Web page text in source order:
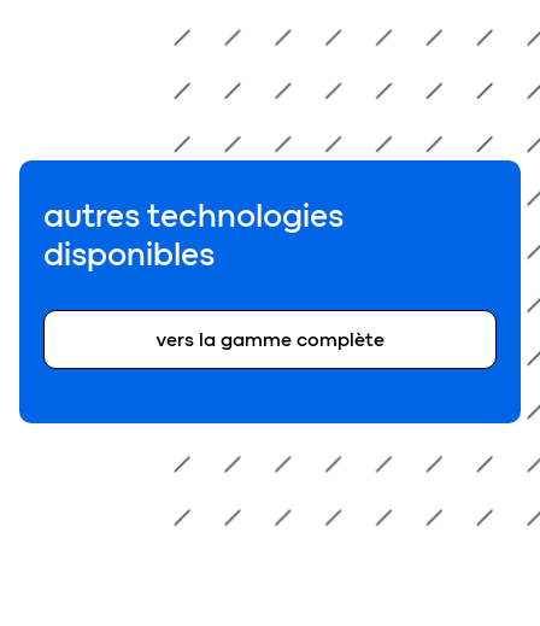
autres technologies
disponibles
vers la gamme complète